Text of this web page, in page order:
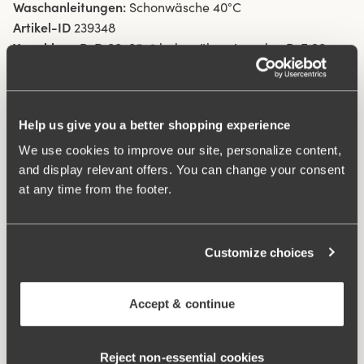
Help us give you a better shopping experience
We use cookies to improve our site, personalize content,
and display relevant offers. You can change your consent
at any time from the footer.
Customize choices
Accept & continue
Reject non‑essential cookies
Waschanleitungen: Schonwäsche 40°C
Artikel-ID 239348
Verschluss: B-D 80-85: 2 haken übereinander. B-F 90-
115: 3 haken übereinander. G-H 80-115: 4 haken
übereinander.
Was macht es so bequem?